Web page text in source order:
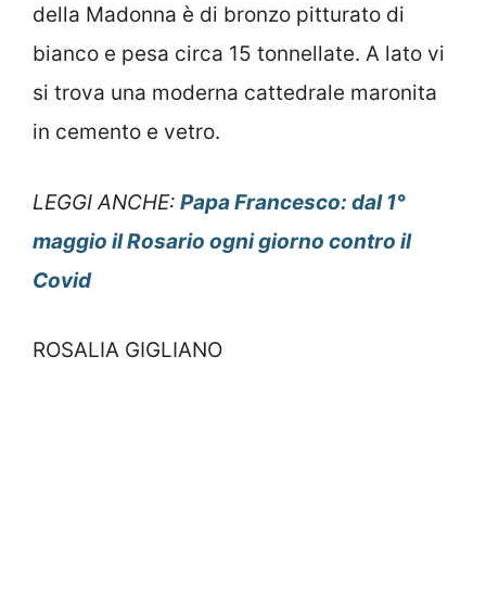
della Madonna è di bronzo pitturato di
bianco e pesa circa 15 tonnellate. A lato vi
si trova una moderna cattedrale maronita
in cemento e vetro.
LEGGI ANCHE: Papa Francesco: dal 1°
maggio il Rosario ogni giorno contro il
Covid
ROSALIA GIGLIANO